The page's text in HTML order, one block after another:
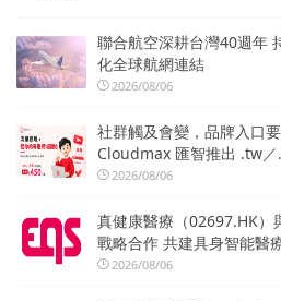
聯合航空深耕台灣40週年
化全球航網連結
2026/08/06
社群觸及會變，品牌入口
Cloudmax 匯智推出 .tw
2026/08/06
真健康醫療（02697.HK）
戰略合作 共建具身智能醫
2026/08/06